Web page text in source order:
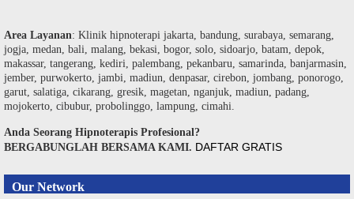
Area Layanan: Klinik hipnoterapi jakarta, bandung, surabaya, semarang,
jogja, medan, bali, malang, bekasi, bogor, solo, sidoarjo, batam, depok,
makassar, tangerang, kediri, palembang, pekanbaru, samarinda, banjarmasin,
jember, purwokerto, jambi, madiun, denpasar, cirebon, jombang, ponorogo,
garut, salatiga, cikarang, gresik, magetan, nganjuk, madiun, padang,
mojokerto, cibubur, probolinggo, lampung, cimahi.
Anda Seorang Hipnoterapis Profesional?
BERGABUNGLAH BERSAMA KAMI. DAFTAR GRATIS
Our Network